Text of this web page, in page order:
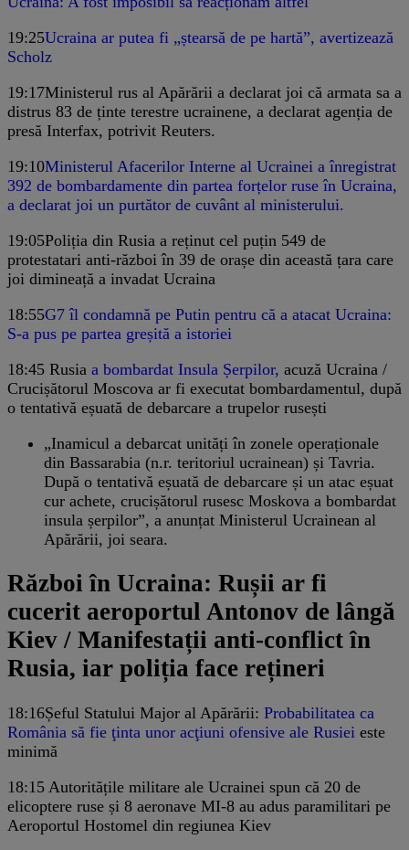
19:25Ucraina ar putea fi „ștearsă de pe hartă”, avertizează
Scholz
19:17Ministerul rus al Apărării a declarat joi că armata sa a
distrus 83 de ținte terestre ucrainene, a declarat agenția de
presă Interfax, potrivit Reuters.
19:10Ministerul Afacerilor Interne al Ucrainei a înregistrat
392 de bombardamente din partea forțelor ruse în Ucraina,
a declarat joi un purtător de cuvânt al ministerului.
19:05Poliția din Rusia a reținut cel puțin 549 de
protestatari anti-război în 39 de orașe din această țara care
joi dimineață a invadat Ucraina
18:55G7 îl condamnă pe Putin pentru că a atacat Ucraina:
S-a pus pe partea greșită a istoriei
18:45 Rusia a bombardat Insula Șerpilor, acuză Ucraina /
Crucișătorul Moscova ar fi executat bombardamentul, după
o tentativă eșuată de debarcare a trupelor rusești
„Inamicul a debarcat unități în zonele operaționale
din Bassarabia (n.r. teritoriul ucrainean) și Tavria.
După o tentativă eșuată de debarcare și un atac eșuat
cur achete, crucișătorul rusesc Moskova a bombardat
insula șerpilor”, a anunțat Ministerul Ucrainean al
Apărării, joi seara.
Război în Ucraina: Rușii ar fi
cucerit aeroportul Antonov de lângă
Kiev / Manifestații anti-conflict în
Rusia, iar poliția face rețineri
18:16Șeful Statului Major al Apărării: Probabilitatea ca
România să fie ţinta unor acţiuni ofensive ale Rusiei este
minimă
18:15 Autoritățile militare ale Ucrainei spun că 20 de
elicoptere ruse și 8 aeronave MI-8 au adus paramilitari pe
Aeroportul Hostomel din regiunea Kiev